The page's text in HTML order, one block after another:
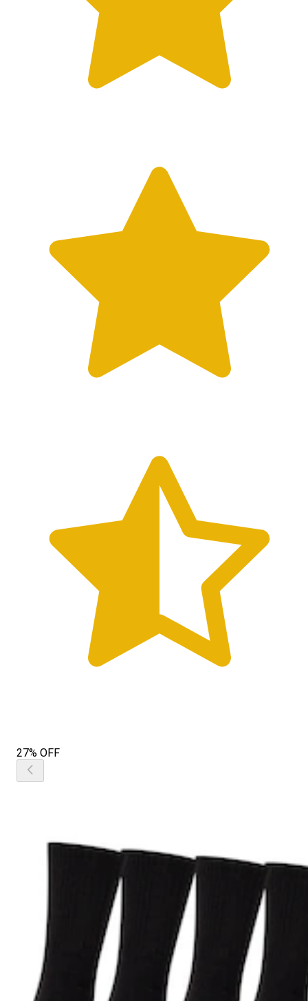
27% OFF